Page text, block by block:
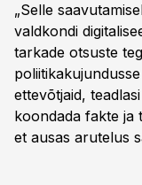
„Selle
valdkondi
tarkade otsuste
ettevõtjaid,
koondada fakte ja
et ausas arutelus